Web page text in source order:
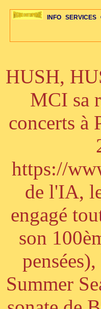
INFO
ÉDITORIAUX ACTUS-
SERVICES
MAJ-LISTE ARCH-
SÉLECTION GUIDE-
SÉLECTION COMPOS-INTRO
20ÈME PARAL 1001 CD
HUSH,
MCI sa
concerts à
https://
de l'IA,
engagé
son
Summer